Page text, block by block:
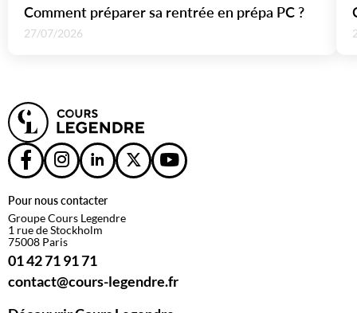
Comment préparer sa rentrée en prépa PC ?
27/07/2026
Pour nous contacter
Groupe Cours Legendre
1 rue de Stockholm
75008 Paris
01 42 71 91 71
contact@cours-legendre.fr